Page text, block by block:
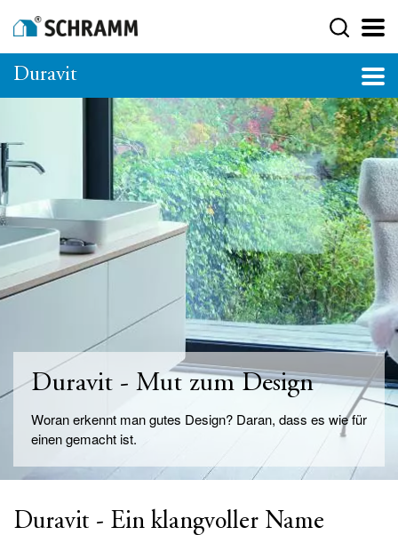
Duravit
Duravit - Mut zum Design
Woran erkennt man gutes Design? Daran, dass es wie für
einen gemacht ist.
Duravit - Ein klangvoller Name